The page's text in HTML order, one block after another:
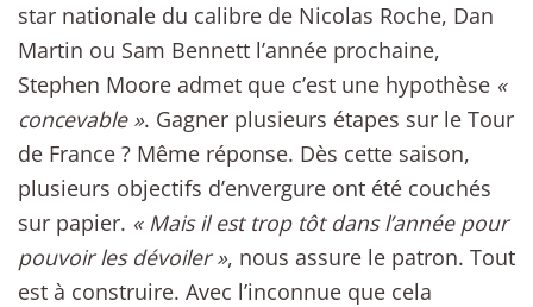
star nationale du calibre de Nicolas Roche, Dan
Martin ou Sam Bennett l’année prochaine,
Stephen Moore admet que c’est une hypothèse «
concevable ». Gagner plusieurs étapes sur le Tour
de France ? Même réponse. Dès cette saison,
plusieurs objectifs d’envergure ont été couchés
sur papier. « Mais il est trop tôt dans l’année pour
pouvoir les dévoiler », nous assure le patron. Tout
est à construire. Avec l’inconnue que cela